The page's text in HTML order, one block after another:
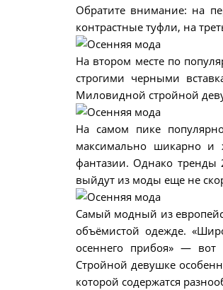
Обратите внимание: на
контрастные туфли, на
На втором месте по
строгими черными
Миловидной стройной
На самом пике
максимально шикарно и
фантазии. Однако тренды
выйдут из моды еще не
Самый модный из
объёмистой одежде.
осеннего прибоя» — вот
Стройной девушке
которой содержатся